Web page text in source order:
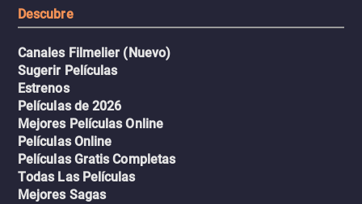
Descubre
Canales Filmelier (Nuevo)
Sugerir Películas
Estrenos
Películas de 2026
Mejores Películas Online
Películas Online
Películas Gratis Completas
Todas Las Películas
Mejores Sagas